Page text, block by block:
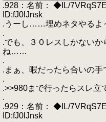
.928：名前： ◆IL/
ID:fJ0lJnsk
.うーし……埋めネタやる
.
.でも、３０レスしかない
ね……
.
.まぁ、暇だったら合いの
.
.>>980まで行ったらスレ
.
.929：名前： ◆IL/
ID:fJ0lJnsk